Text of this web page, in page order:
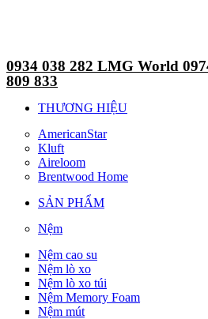
0934 038 282 LMG World
809 833
THƯƠNG HIỆU
AmericanStar
Kluft
Aireloom
Brentwood Home
SẢN PHẨM
Nệm
Nệm cao su
Nệm lò xo
Nệm lò xo túi
Nệm Memory Foam
Nệm mút